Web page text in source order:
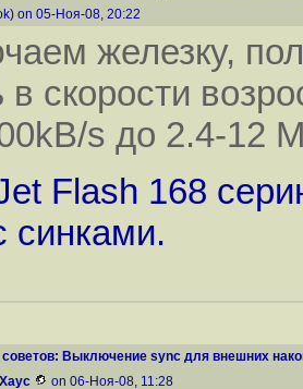
on 05-Ноя-08, 20:22
железку,
в скорости
s до 2.4-12
Flash 168
синками.
Выключение sync для внешних
on 06-Ноя-08, 11:28